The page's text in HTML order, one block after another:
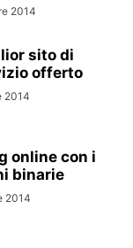
2014
sito di
offerto
2014
online con i
binarie
2014